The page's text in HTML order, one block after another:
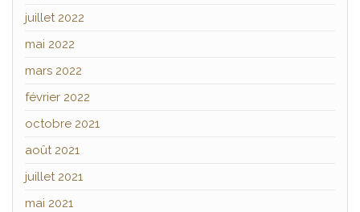
juillet 2022
mai 2022
mars 2022
février 2022
octobre 2021
août 2021
juillet 2021
mai 2021